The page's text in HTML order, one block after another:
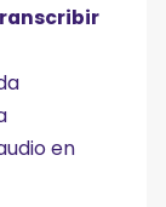
en